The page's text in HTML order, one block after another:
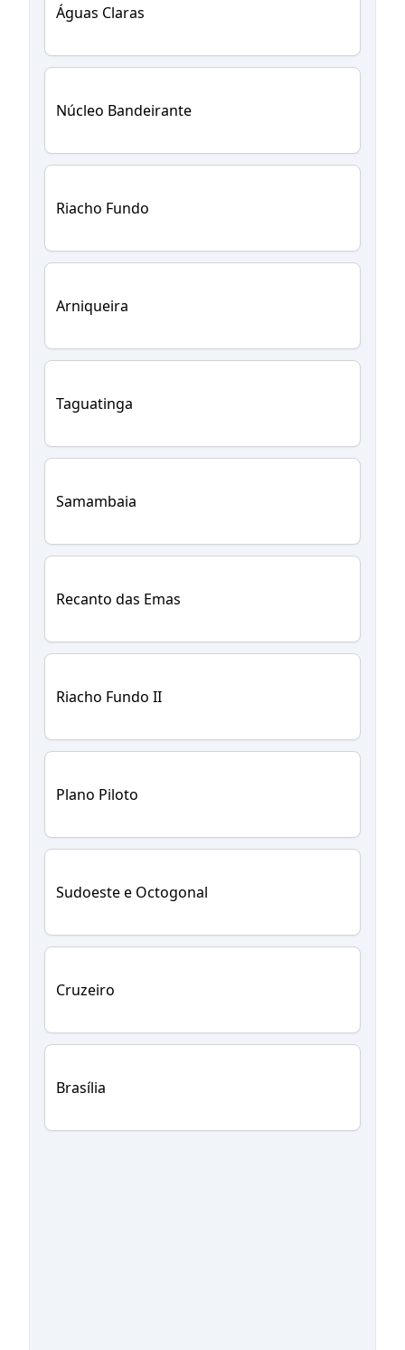
Águas Claras
Núcleo Bandeirante
Riacho Fundo
Arniqueira
Taguatinga
Samambaia
Recanto das Emas
Riacho Fundo II
Plano Piloto
Sudoeste e Octogonal
Cruzeiro
Brasília